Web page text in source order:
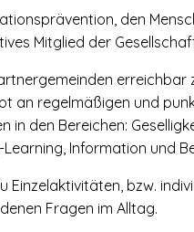
den
Mitglied der
erreichbar
an regelmäßigen und
in den Bereichen:
Information und
bzw.
Fragen im Alltag.